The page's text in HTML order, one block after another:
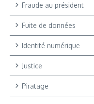
Fraude au président
Fuite de données
Identité numérique
Justice
Piratage